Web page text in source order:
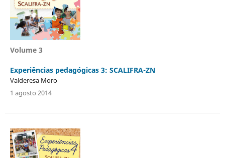
Volume 3
Experiências pedagógicas 3: SCALIFRA-ZN
Valderesa Moro
1 agosto 2014